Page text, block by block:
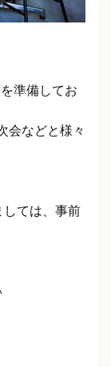
準備してお
会などと様々
しては、事前